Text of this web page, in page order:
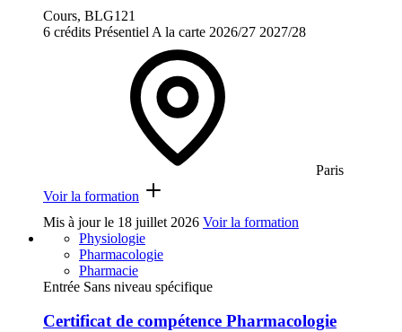
Cours, BLG121
6 crédits Présentiel A la carte 2026/27 2027/28
Paris
Voir la formation
Mis à jour le 18 juillet 2026 Voir la formation
Physiologie
Pharmacologie
Pharmacie
Entrée Sans niveau spécifique
Certificat de compétence Pharmacologie